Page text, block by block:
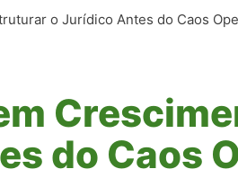
o Jurídico Antes do Caos
do Caos